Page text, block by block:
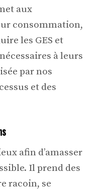
aux
consommation,
les GES et
à leurs
par nos
et des
afin d’amasser
Il prend des
racoin, se